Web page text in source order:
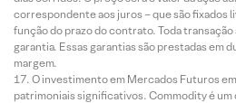
correspondente aos juros – que são fixados
função do prazo do contrato. Toda
garantia. Essas garantias são prestadas em
margem.
O investimento em Mercados Futuros
patrimoniais significativos. Commodity é